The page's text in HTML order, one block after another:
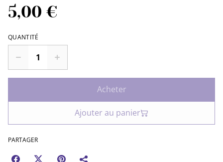
5,00 €
QUANTITÉ
Acheter
Ajouter au panier
PARTAGER